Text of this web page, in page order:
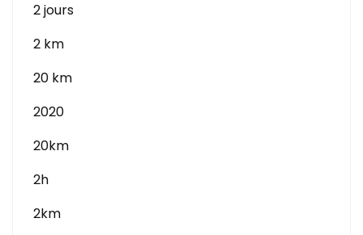
2 jours
2 km
20 km
2020
20km
2h
2km